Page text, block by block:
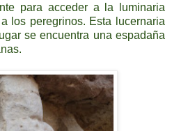
para acceder a la luminaria
los peregrinos. Esta lucernaria
se encuentra una espadaña